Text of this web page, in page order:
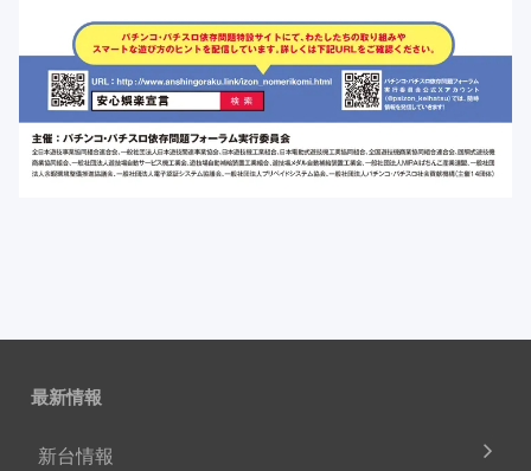
最新情報
新台情報